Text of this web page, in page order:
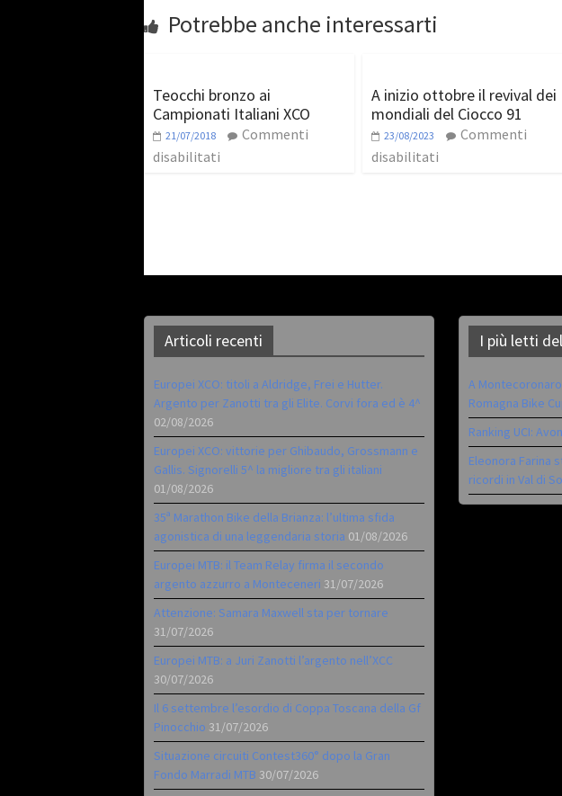
Potrebbe anche interessarti
Teocchi bronzo ai
Campionati Italiani XCO
21/07/2018
Commenti
disabilitati
A inizio ottobre il revival dei
mondiali del Ciocco 91
23/08/2023
Commenti
disabilitati
Articoli recenti
Europei XCO: titoli a Aldridge, Frei e Hutter.
Argento per Zanotti tra gli Elite. Corvi fora ed è 4^
02/08/2026
Europei XCO: vittorie per Ghibaudo, Grossmann e
Gallis. Signorelli 5^ la migliore tra gli italiani
01/08/2026
35ª Marathon Bike della Brianza: l’ultima sfida
agonistica di una leggendaria storia 01/08/2026
Europei MTB: il Team Relay firma il secondo
argento azzurro a Monteceneri 31/07/2026
Attenzione: Samara Maxwell sta per tornare
31/07/2026
Europei MTB: a Juri Zanotti l’argento nell’XCC
30/07/2026
Il 6 settembre l’esordio di Coppa Toscana della Gf
Pinocchio 31/07/2026
Situazione circuiti Contest360° dopo la Gran
Fondo Marradi MTB 30/07/2026
I più letti
A
Romagna Bike
Ranking UCI:
Eleonora Farina
ricordi in Val di